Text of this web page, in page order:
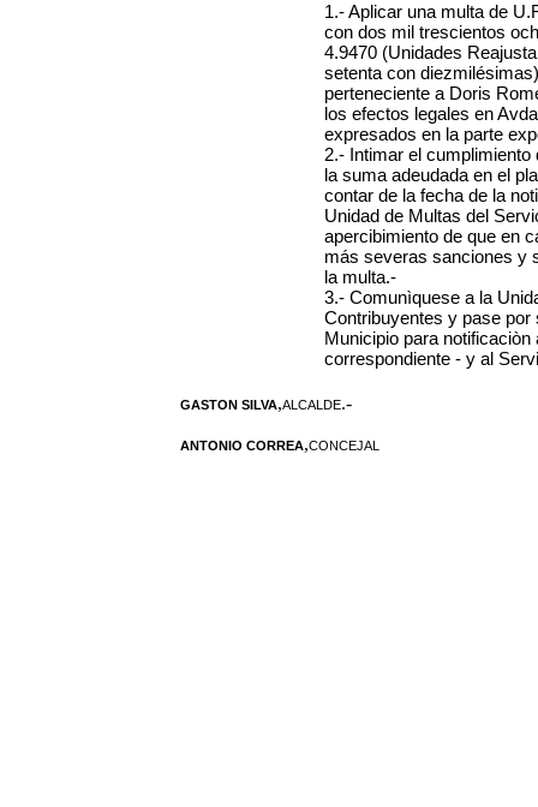
1.- Aplicar una multa de
con dos mil trescientos
4.9470 (Unidades
setenta con
perteneciente a Doris
los efectos legales en
expresados en la parte
2.- Intimar el
la suma adeudada en el
contar de la fecha de la
Unidad de Multas del
apercibimiento de que en
más severas sanciones y
la multa.-
3.- Comunìquese a la
Contribuyentes y pase
Municipio para
correspondiente - y al
GASTON SILVA,ALCALDE.-
ANTONIO CORREA,CONCEJAL